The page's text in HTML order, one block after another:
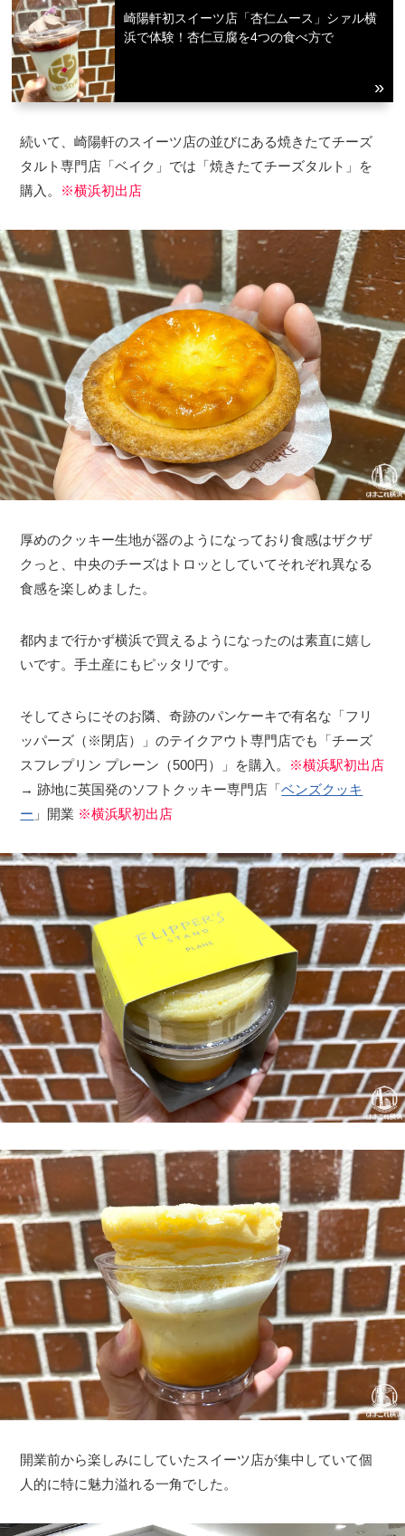
崎陽軒初スイーツ店「杏仁ムース」シァル横
浜で体験！杏仁豆腐を4つの食べ方で
続いて、崎陽軒のスイーツ店の並びにある焼きたてチーズ
タルト専門店「ベイク」では「焼きたてチーズタルト」を
購入。 ※横浜初出店
厚めのクッキー生地が器のようになっており食感はザクザ
クっと、中央のチーズはトロッとしていてそれぞれ異なる
食感を楽しめました。
都内まで行かず横浜で買えるようになったのは素直に嬉し
いです。手土産にもピッタリです。
そしてさらにそのお隣、奇跡のパンケーキで有名な「フリ
ッパーズ（※閉店）」のテイクアウト専門店でも「チーズ
スフレプリン プレーン（500円）」を購入。 ※横浜駅初出店
→ 跡地に英国発のソフトクッキー専門店「ベンズクッキ
ー 」開業 ※横浜駅初出店
開業前から楽しみにしていたスイーツ店が集中していて個
人的に特に魅力溢れる一角でした。